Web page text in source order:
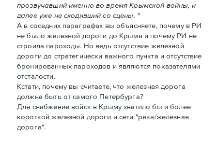
прозвучавший именно во время Крымской войны, и
далее уже не сходивший со сцены. "
А в соседних параграфах вы объясняете, почему в РИ
не было железной дороги до Крыма и почему РИ не
строила пароходы. Но ведь отсутствие железной
дороги до стратегически важного пункта и отсутствие
бронированных пароходов и являются показателями
отсталости.
Кстати, почему вы считаете, что железная дорога
должна быть от самого Петербурга?
Для снабжение войск в Крыму хватило бы и более
короткой железной дороги и сети "река/железная
дорога".